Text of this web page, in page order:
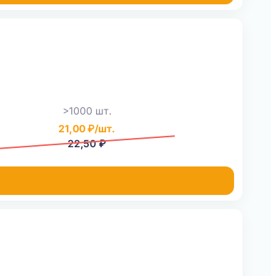
>1000 шт.
21,00 ₽/шт.
22,50 ₽